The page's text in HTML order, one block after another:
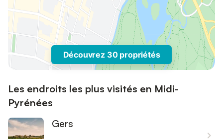
Découvrez 30 propriétés
Les endroits les plus visités en Midi-
Pyrénées
Gers